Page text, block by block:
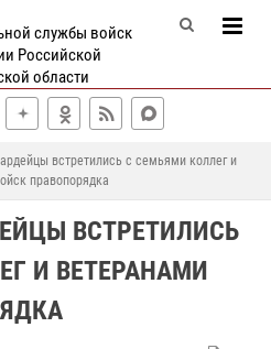
службы войск
Российской
области
встретились с семьями коллег и
правопорядка
ВСТРЕТИЛИСЬ
И ВЕТЕРАНАМИ